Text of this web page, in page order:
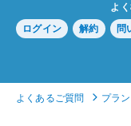
よ
ログイン 解約 問
よくあるご質問 プラ